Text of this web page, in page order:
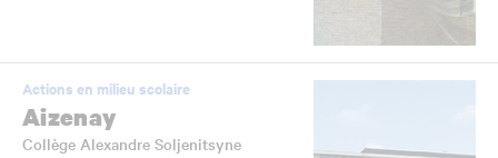
Actions en milieu scolaire
Aizenay
Collège Alexandre Soljenitsyne